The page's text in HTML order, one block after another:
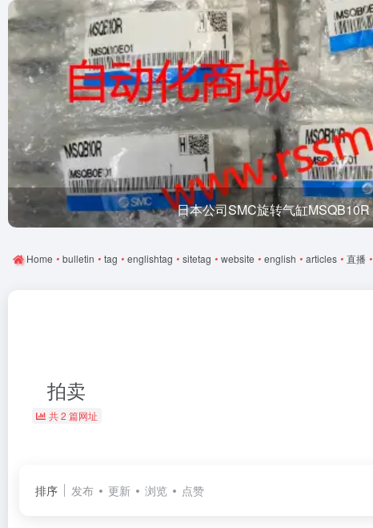
日本公司SMC旋转气缸MSQB10R
Home • bulletin • tag • englishtag • sitetag • website • english • articles • 直播 •
拍卖
共 2 篇网址
排序 发布 更新 浏览 点赞